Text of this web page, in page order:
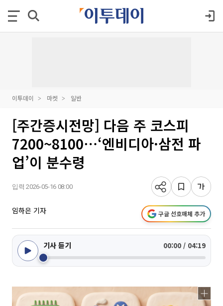
이투데이 마켓 일반
[주간증시전망] 다음 주 코스피
7200~8100⋯‘엔비디아·삼전 파
업’이 분수령
입력 2026-05-16 08:00
임하은 기자 구글 선호매체 추가
기사 듣기 00:00 / 04:19